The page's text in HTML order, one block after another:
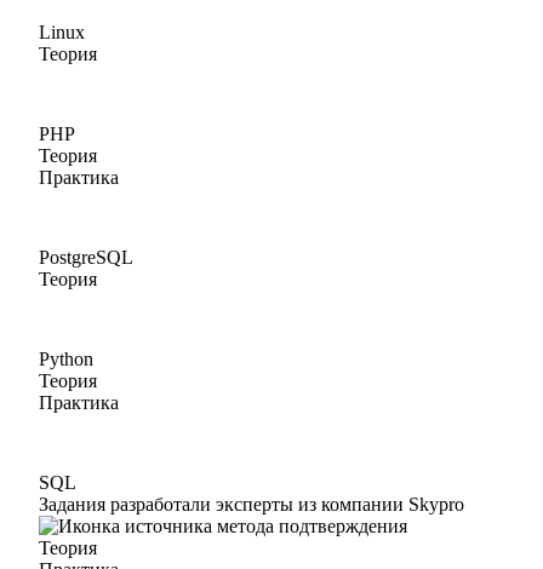
Linux
Теория
PHP
Теория
Практика
PostgreSQL
Теория
Python
Теория
Практика
SQL
Задания разработали эксперты из компании Skypro
Теория